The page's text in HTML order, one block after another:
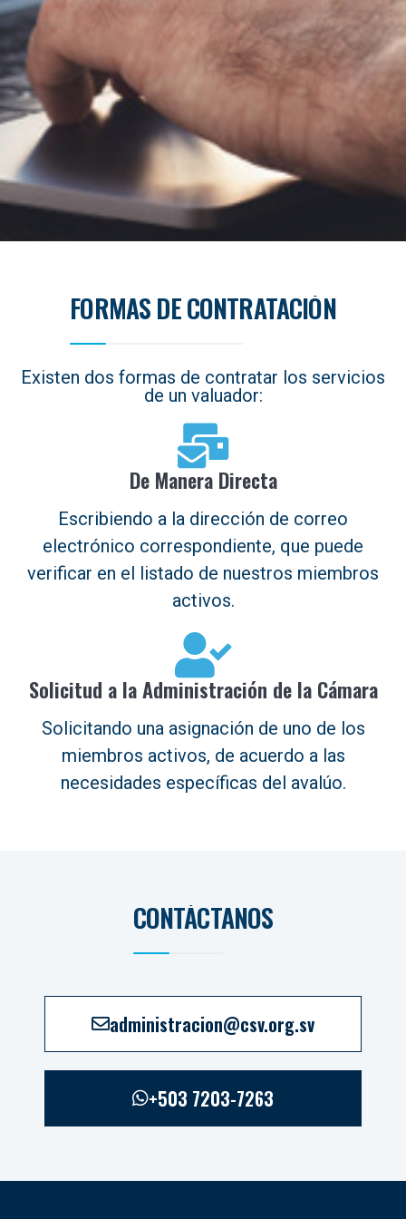
FORMAS DE CONTRATACIÓN
Existen dos formas de contratar los servicios
de un valuador:
De Manera Directa
Escribiendo a la dirección de correo
electrónico correspondiente, que puede
verificar en el listado de nuestros miembros
activos.
Solicitud a la Administración de la Cámara
Solicitando una asignación de uno de los
miembros activos, de acuerdo a las
necesidades específicas del avalúo.
CONTÁCTANOS
administracion@csv.org.sv
+503 7203-7263